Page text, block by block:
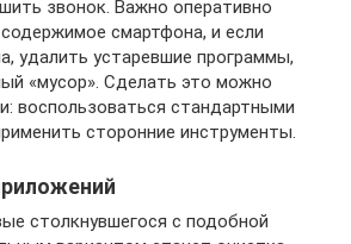
звонок. Важно оперативно
смартфона, и если
удалить устаревшие программы,
«мусор». Сделать это можно
воспользоваться стандартными
сторонние инструменты.
столкнувшегося с подобной